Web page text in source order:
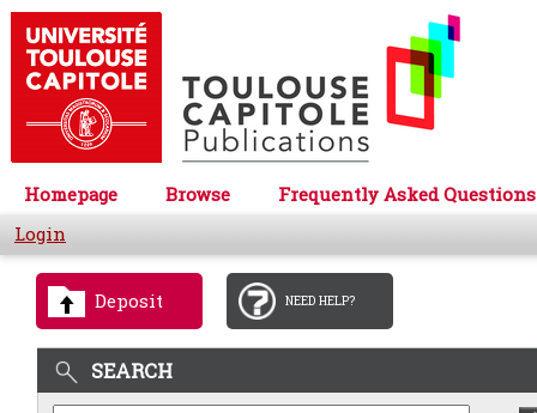
Homepage Browse
Frequently Asked Questions
Login
Deposit NEED HELP?
SEARCH